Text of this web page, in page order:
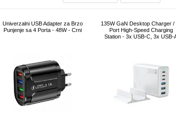
Univerzalni USB Adapter za Brzo
Punjenje sa 4 Porta - 48W - Crni
135W GaN Desktop Charger /
Port High-Speed Charging
Station - 3x USB-C, 3x USB-